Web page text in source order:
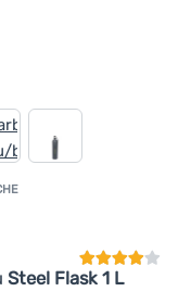
Steel Flask 1 L